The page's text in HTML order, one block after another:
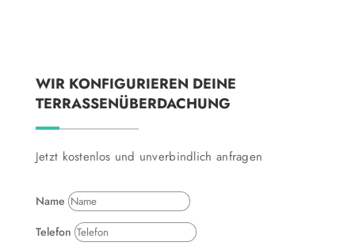
WIR KONFIGURIEREN DEINE
TERRASSENÜBERDACHUNG
Jetzt kostenlos und unverbindlich anfragen
Name
Telefon